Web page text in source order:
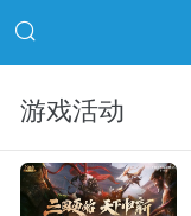
游戏活动